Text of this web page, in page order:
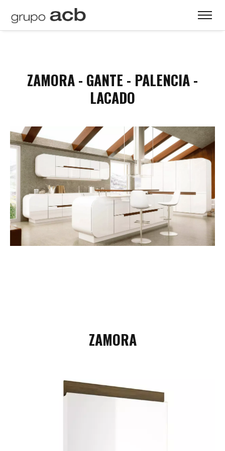
ZAMORA - GANTE - PALENCIA -
LACADO
ZAMORA